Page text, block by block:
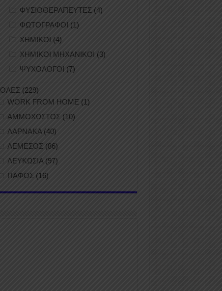
ΦΥΣΙΟΘΕΡΑΠΕΥΤΕΣ (4)
ΦΩΤΟΓΡΑΦΟΙ (1)
ΧΗΜΙΚΟΙ (4)
ΧΗΜΙΚΟΙ ΜΗΧΑΝΙΚΟΙ (3)
ΨΥΧΟΛΟΓΟΙ (7)
ΟΛΕΣ (229)
WORK FROM HOME (1)
ΑΜΜΟΧΩΣΤΟΣ (10)
ΛΑΡΝΑΚΑ (40)
ΛΕΜΕΣΟΣ (86)
ΛΕΥΚΩΣΙΑ(97)
ΠΑΦΟΣ (16)